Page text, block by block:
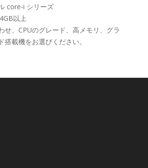
core-i シリーズ
以上
せ、CPUのグレード、高メモリ、グラ
搭載機をお選びください。